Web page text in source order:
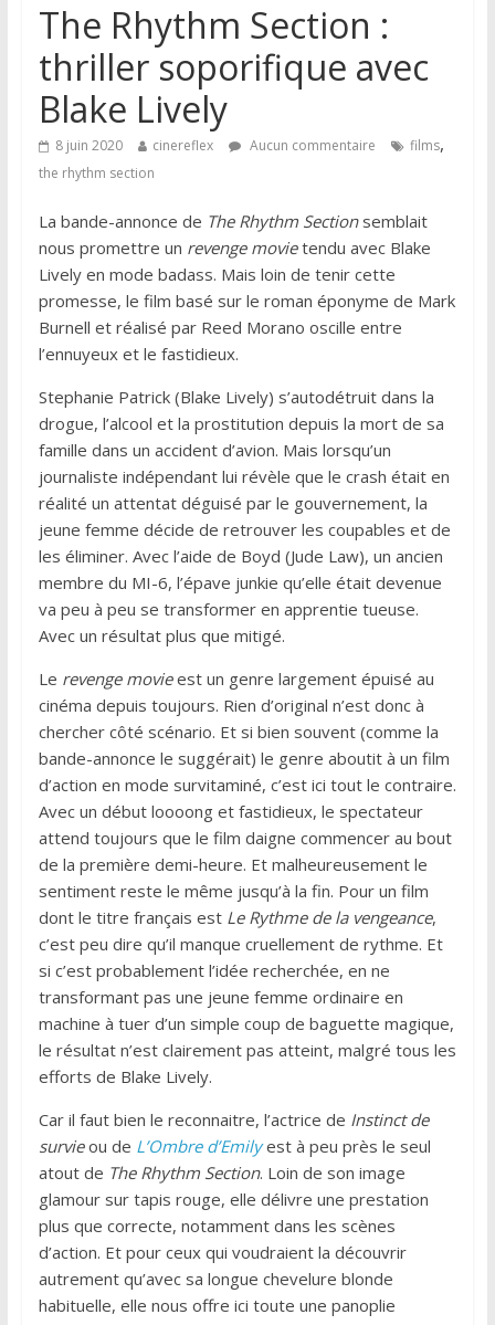
The Rhythm Section :
thriller soporifique avec
Blake Lively
8 juin 2020 cinereflex Aucun commentaire films,
the rhythm section
La bande-annonce de The Rhythm Sectionsemblait
nous promettre un revenge movietendu avec Blake
Lively en mode badass. Mais loin de tenir cette
promesse, le film basé sur le roman éponyme de Mark
Burnell et réalisé par Reed Morano oscille entre
l’ennuyeux et le fastidieux.
Stephanie Patrick (Blake Lively) s’autodétruit dans la
drogue, l’alcool et la prostitution depuis la mort de sa
famille dans un accident d’avion. Mais lorsqu’un
journaliste indépendant lui révèle que le crash était en
réalité un attentat déguisé par le gouvernement, la
jeune femme décide de retrouver les coupables et de
les éliminer. Avec l’aide de Boyd (Jude Law), un ancien
membre du MI-6, l’épave junkie qu’elle était devenue
va peu à peu se transformer en apprentie tueuse.
Avec un résultat plus que mitigé.
Le revenge movieest un genre largement épuisé au
cinéma depuis toujours. Rien d’original n’est donc à
chercher côté scénario. Et si bien souvent (comme la
bande-annonce le suggérait) le genre aboutit à un film
d’action en mode survitaminé, c’est ici tout le contraire.
Avec un début loooong et fastidieux, le spectateur
attend toujours que le film daigne commencer au bout
de la première demi-heure. Et malheureusement le
sentiment reste le même jusqu’à la fin. Pour un film
dont le titre français est Le Rythme de la vengeance,
c’est peu dire qu’il manque cruellement de rythme. Et
si c’est probablement l’idée recherchée, en ne
transformant pas une jeune femme ordinaire en
machine à tuer d’un simple coup de baguette magique,
le résultat n’est clairement pas atteint, malgré tous les
efforts de Blake Lively.
Car il faut bien le reconnaitre, l’actrice de Instinct de
survieou de L’Ombre d’Emilyest à peu près le seul
atout de The Rhythm Section. Loin de son image
glamour sur tapis rouge, elle délivre une prestation
plus que correcte, notamment dans les scènes
d’action. Et pour ceux qui voudraient la découvrir
autrement qu’avec sa longue chevelure blonde
habituelle, elle nous offre ici toute une panoplie